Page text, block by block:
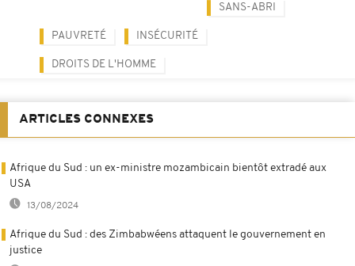
SANS-ABRI
PAUVRETÉ INSÉCURITÉ
DROITS DE L'HOMME
ARTICLES CONNEXES
Afrique du Sud : un ex-ministre mozambicain bientôt extradé aux
USA
13/08/2024
Afrique du Sud : des Zimbabwéens attaquent le gouvernement en
justice